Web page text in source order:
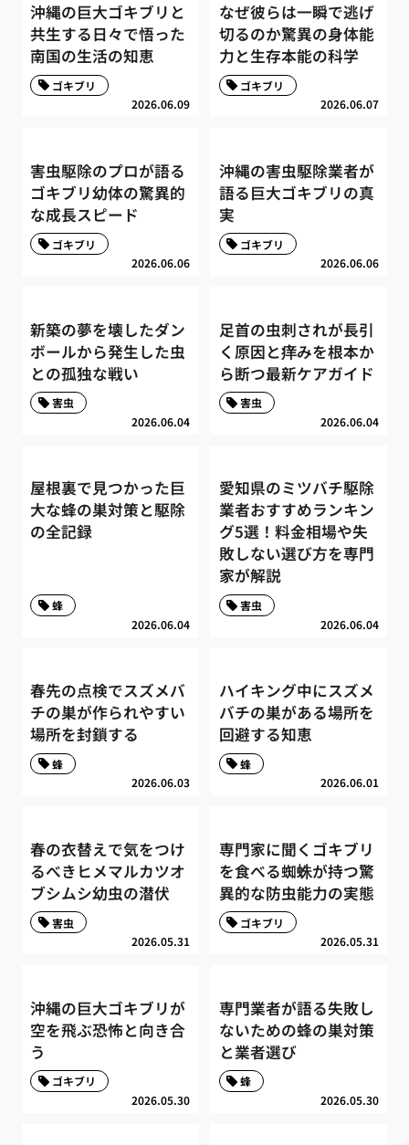
沖縄の巨大ゴキブリと
共生する日々で悟った
南国の生活の知恵
2026.06.09
ゴキブリ
なぜ彼らは一瞬で逃げ
切るのか驚異の身体能
力と生存本能の科学
2026.06.07
ゴキブリ
害虫駆除のプロが語る
ゴキブリ幼体の驚異的
な成長スピード
2026.06.06
ゴキブリ
沖縄の害虫駆除業者が
語る巨大ゴキブリの真
実
2026.06.06
ゴキブリ
新築の夢を壊したダン
ボールから発生した虫
との孤独な戦い
2026.06.04
害虫
足首の虫刺されが長引
く原因と痒みを根本か
ら断つ最新ケアガイド
2026.06.04
害虫
屋根裏で見つかった巨
大な蜂の巣対策と駆除
の全記録
2026.06.04
蜂
愛知県のミツバチ駆除
業者おすすめランキン
グ5選！料金相場や失
敗しない選び方を専門
家が解説
2026.06.04
害虫
春先の点検でスズメバ
チの巣が作られやすい
場所を封鎖する
2026.06.03
蜂
ハイキング中にスズメ
バチの巣がある場所を
回避する知恵
2026.06.01
蜂
春の衣替えで気をつけ
るべきヒメマルカツオ
ブシムシ幼虫の潜伏
2026.05.31
害虫
専門家に聞くゴキブリ
を食べる蜘蛛が持つ驚
異的な防虫能力の実態
2026.05.31
ゴキブリ
沖縄の巨大ゴキブリが
空を飛ぶ恐怖と向き合
う
2026.05.30
ゴキブリ
専門業者が語る失敗し
ないための蜂の巣対策
と業者選び
2026.05.30
蜂